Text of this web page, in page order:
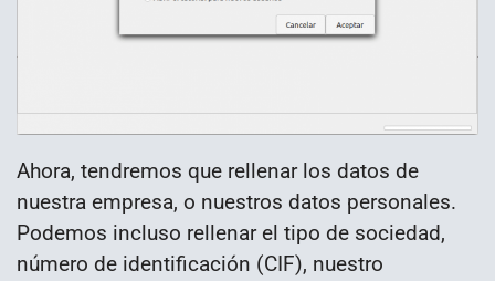
Ahora, tendremos que rellenar los datos de
nuestra empresa, o nuestros datos personales.
Podemos incluso rellenar el tipo de sociedad,
número de identificación (CIF), nuestro